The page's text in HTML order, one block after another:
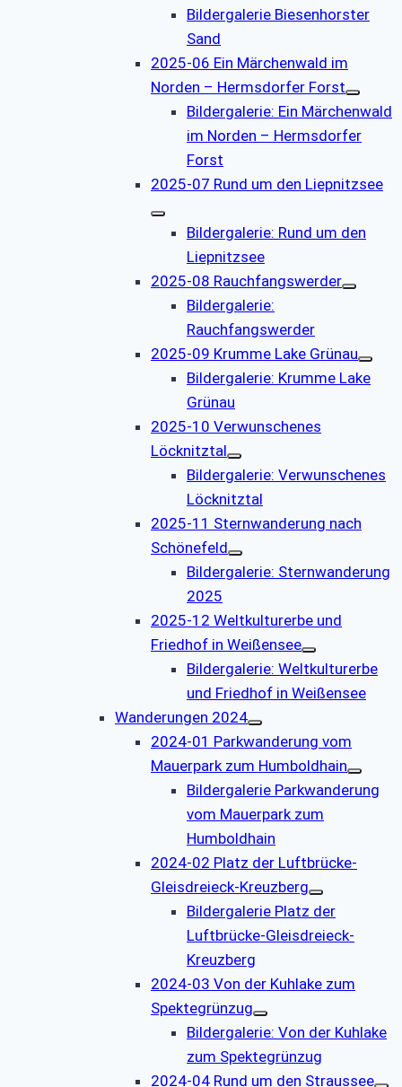
Bildergalerie Biesenhorster
Sand
2025-06 Ein Märchenwald im
Norden – Hermsdorfer Forst
Bildergalerie: Ein Märchenwald
im Norden – Hermsdorfer
Forst
2025-07 Rund um den Liepnitzsee
Bildergalerie: Rund um den
Liepnitzsee
2025-08 Rauchfangswerder
Bildergalerie:
Rauchfangswerder
2025-09 Krumme Lake Grünau
Bildergalerie: Krumme Lake
Grünau
2025-10 Verwunschenes
Löcknitztal
Bildergalerie: Verwunschenes
Löcknitztal
2025-11 Sternwanderung nach
Schönefeld
Bildergalerie: Sternwanderung
2025
2025-12 Weltkulturerbe und
Friedhof in Weißensee
Bildergalerie: Weltkulturerbe
und Friedhof in Weißensee
Wanderungen 2024
2024-01 Parkwanderung vom
Mauerpark zum Humboldhain
Bildergalerie Parkwanderung
vom Mauerpark zum
Humboldhain
2024-02 Platz der Luftbrücke-
Gleisdreieck-Kreuzberg
Bildergalerie Platz der
Luftbrücke-Gleisdreieck-
Kreuzberg
2024-03 Von der Kuhlake zum
Spektegrünzug
Bildergalerie: Von der Kuhlake
zum Spektegrünzug
2024-04 Rund um den Straussee